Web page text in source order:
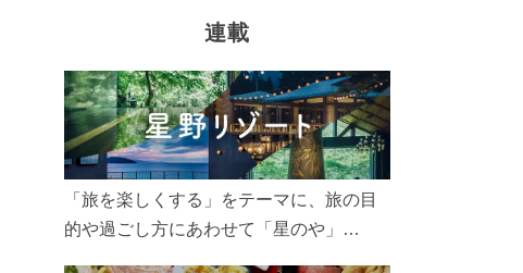
連載
「旅を楽しくする」をテーマに、旅の目
的や過ごし方にあわせて「星のや」